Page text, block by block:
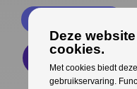
Deze
cookies.
Met cookies biedt
gebruikservaring.